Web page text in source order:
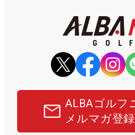
ALBAゴルフ
メルマガ登